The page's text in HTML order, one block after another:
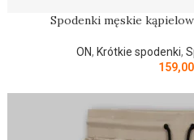
Spodenki męskie
ON, Krótkie spodenki,
159,00